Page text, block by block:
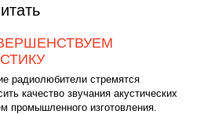
радиолюбители стремятся
качество звучания акустических
промышленного изготовления.